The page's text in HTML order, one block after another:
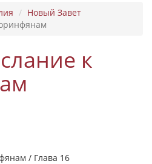
Новый Завет
к
/ Глава 16